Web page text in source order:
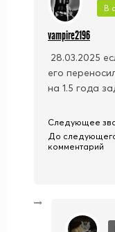
В
vampire2196
28.03.2025
его
на 1.5 года
Следующее
До
комментарий